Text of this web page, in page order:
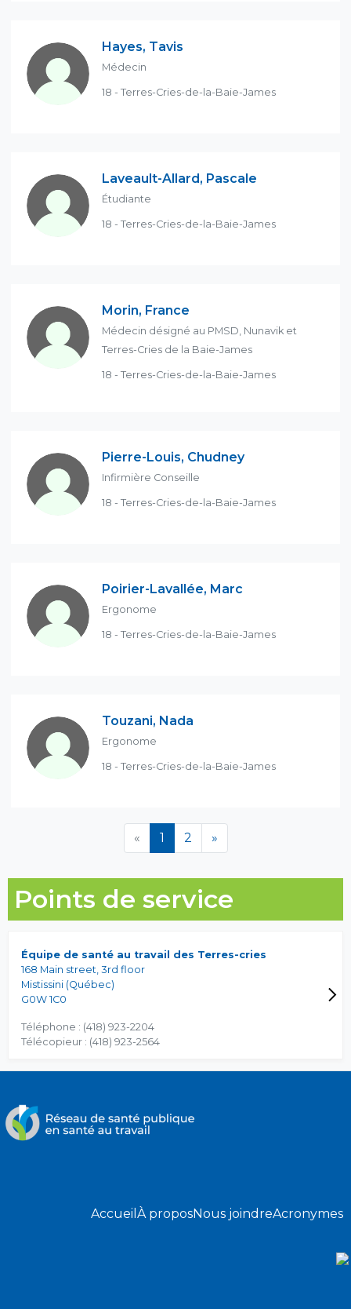
Hayes, Tavis
Médecin
18 - Terres-Cries-de-la-Baie-James
Laveault-Allard, Pascale
Étudiante
18 - Terres-Cries-de-la-Baie-James
Morin, France
Médecin désigné au PMSD, Nunavik et
Terres-Cries de la Baie-James
18 - Terres-Cries-de-la-Baie-James
Pierre-Louis, Chudney
Infirmière Conseille
18 - Terres-Cries-de-la-Baie-James
Poirier-Lavallée, Marc
Ergonome
18 - Terres-Cries-de-la-Baie-James
Touzani, Nada
Ergonome
18 - Terres-Cries-de-la-Baie-James
« 1 (en cours)
2 »
Points de service
Équipe de santé au travail des Terres-cries
168 Main street, 3rd floor
Mistissini (Québec)
G0W 1C0
Téléphone : (418) 923-2204
Télécopieur : (418) 923-2564
Accueil À proposNous joindreAcronymes